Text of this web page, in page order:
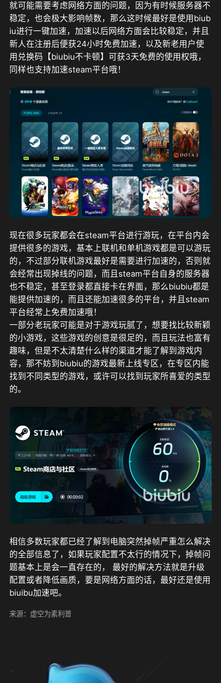
就可能需要考虑网络方面的问题，因为有时候服务器不
稳定，也会极大影响帧数，那么这时候最好是使用biub
iu进行一键加速，加速以后网络方面会比较稳定，并且
新人在注册后便获24小时免费加速，以及新老用户使
用兑换码【biubiu不卡顿】可获3天免费的使用权哦，
同样也支持加速steam平台哦！
现在很多玩家都会在steam平台进行游玩，在平台内会
提供很多的游戏，基本上联机和单机游戏都是可以游玩
的，不过部分联机游戏最好是需要进行加速的，否则就
会经常出现掉线的问题，而且steam平台自身的服务器
也不稳定，甚至登录都直接卡在界面，那么biubiu都是
能提供加速的，而且还能加速很多的平台，并且steam
平台经常上免费加速哦！
一部分老玩家可能是对于游戏玩腻了，想要找比较新颖
的小游戏，这些游戏的创意是很足的，而且玩法也富有
趣味，但是不太清楚什么样的渠道才能了解到游戏内
容，那不妨到biubiu的游戏最新上线专区，在专区内能
找到不同类型的游戏，或许可以找到玩家所喜爱的类型
的。
相信多数玩家都已经了解到电脑突然掉帧严重怎么解决
的全部信息了，如果玩家配置不太行的情况下，掉帧问
题基本上是会一直存在的， 最好的解决方法就是升级
配置或者降低画质，要是网络方面的话，最好还是使用
biuibu加速吧。
来源：虚空为素利普